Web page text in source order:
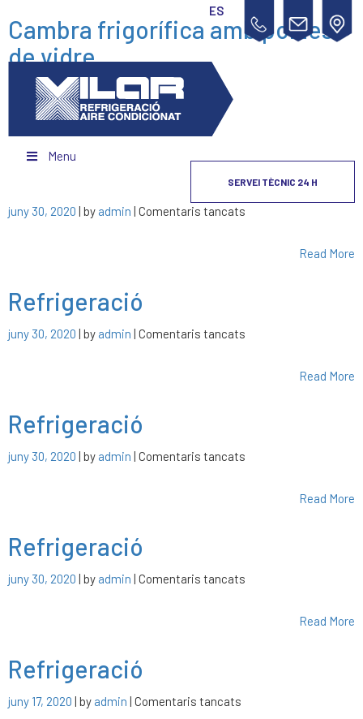
ES
Menu
SERVEI TÈCNIC 24 H
Cambra frigorífica amb portes
de vidre
febrer 16, 2021 | byadmin| Comentaris tancats
juny 30, 2020 | by admin | Comentaris tancats
Read More
Refrigeració
juny 30, 2020 | by admin | Comentaris tancats
Read More
Refrigeració
juny 30, 2020 | by admin | Comentaris tancats
Read More
Refrigeració
juny 30, 2020 | by admin | Comentaris tancats
Read More
Refrigeració
juny 17, 2020 | by admin | Comentaris tancats